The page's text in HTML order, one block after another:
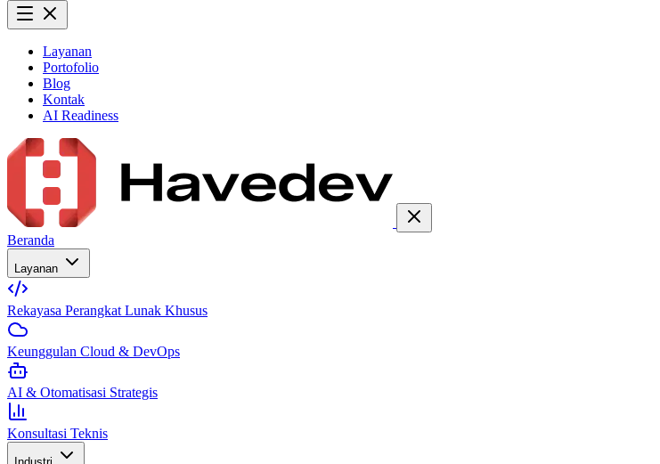
Layanan
Portofolio
Blog
Kontak
AI Readiness
Beranda
Layanan
Rekayasa Perangkat Lunak Khusus
Keunggulan Cloud & DevOps
AI & Otomatisasi Strategis
Konsultasi Teknis